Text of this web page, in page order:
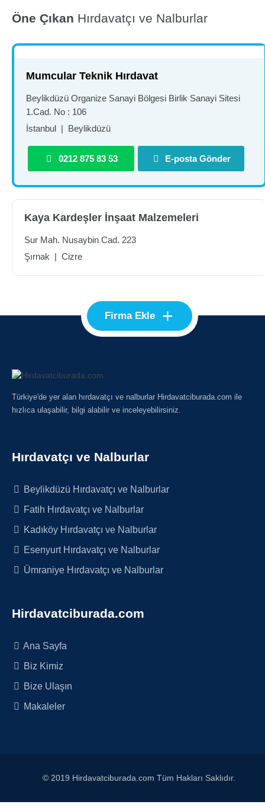
Öne Çıkan Hırdavatçı ve Nalburlar
Mumcular Teknik Hırdavat
Beylikdüzü Organize Sanayi Bölgesi Birlik Sanayi Sitesi
1.Cad. No : 106
İstanbul | Beylikdüzü
0212 875 83 53 E-posta Gönder
Kaya Kardeşler İnşaat Malzemeleri
Sur Mah. Nusaybin Cad. 223
Şırnak | Cizre
Firma Ekle +
Türkiye'de yer alan hırdavatçı ve nalburlar Hirdavatciburada.com ile
hızlıca ulaşabilir, bilgi alabilir ve inceleyebilirsiniz.
Hırdavatçı ve Nalburlar
Beylikdüzü Hırdavatçı ve Nalburlar
Fatih Hırdavatçı ve Nalburlar
Kadıköy Hırdavatçı ve Nalburlar
Esenyurt Hırdavatçı ve Nalburlar
Ümraniye Hırdavatçı ve Nalburlar
Hirdavatciburada.com
Ana Sayfa
Biz Kimiz
Bize Ulaşın
Makaleler
© 2019 Hirdavatciburada.com Tüm Hakları Saklıdır.